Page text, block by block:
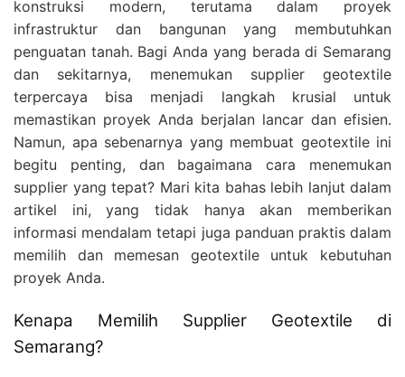
konstruksi modern, terutama dalam proyek
infrastruktur dan bangunan yang membutuhkan
penguatan tanah. Bagi Anda yang berada di Semarang
dan sekitarnya, menemukan supplier geotextile
terpercaya bisa menjadi langkah krusial untuk
memastikan proyek Anda berjalan lancar dan efisien.
Namun, apa sebenarnya yang membuat geotextile ini
begitu penting, dan bagaimana cara menemukan
supplier yang tepat? Mari kita bahas lebih lanjut dalam
artikel ini, yang tidak hanya akan memberikan
informasi mendalam tetapi juga panduan praktis dalam
memilih dan memesan geotextile untuk kebutuhan
proyek Anda.
Kenapa Memilih Supplier Geotextile di
Semarang?